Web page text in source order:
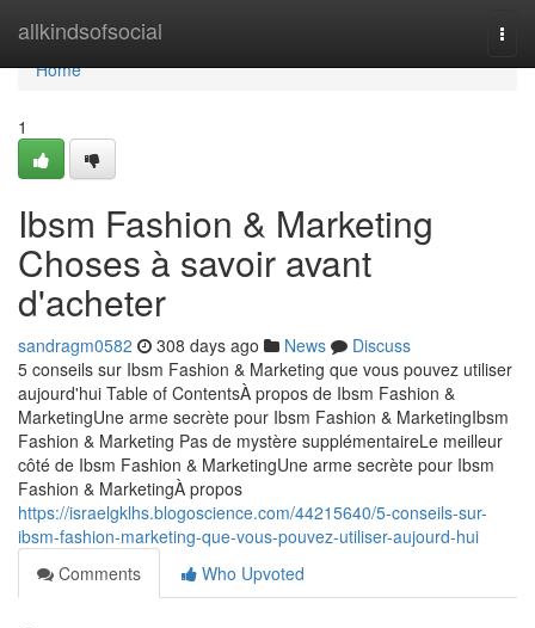
allkindsofsocial
Home
Home
1
Ibsm Fashion & Marketing
Choses à savoir avant
d'acheter
sandragm0582 308 days ago News
Discuss
5 conseils sur Ibsm Fashion & Marketing que vous pouvez utiliser
aujourd'hui Table of ContentsÀ propos de Ibsm Fashion &
MarketingUne arme secrète pour Ibsm Fashion & MarketingIbsm
Fashion & Marketing Pas de mystère supplémentaireLe meilleur
côté de Ibsm Fashion & MarketingUne arme secrète pour Ibsm
Fashion & MarketingÀ propos
https://israelgklhs.blogoscience.com/44215640/5-conseils-sur-
ibsm-fashion-marketing-que-vous-pouvez-utiliser-aujourd-hui
Comments
Who Upvoted